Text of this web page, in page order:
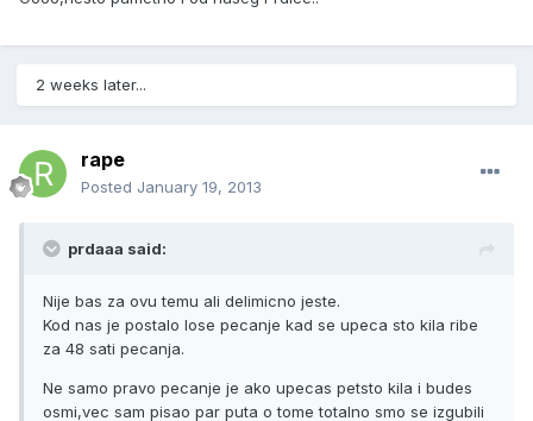
2 weeks later...
rape
Posted January 19, 2013
prdaaa said:
Nije bas za ovu temu ali delimicno jeste.
Kod nas je postalo lose pecanje kad se upeca sto kila ribe
za 48 sati pecanja.
Ne samo pravo pecanje je ako upecas petsto kila i budes
osmi,vec sam pisao par puta o tome totalno smo se izgubili